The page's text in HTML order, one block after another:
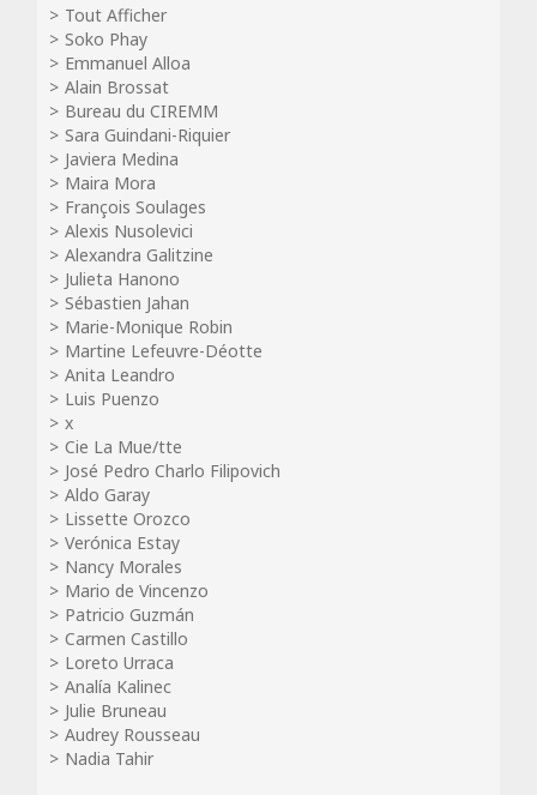
Tout Afficher
Soko Phay
Emmanuel Alloa
Alain Brossat
Bureau du CIREMM
Sara Guindani-Riquier
Javiera Medina
Maira Mora
François Soulages
Alexis Nusolevici
Alexandra Galitzine
Julieta Hanono
Sébastien Jahan
Marie-Monique Robin
Martine Lefeuvre-Déotte
Anita Leandro
Luis Puenzo
x
Cie La Mue/tte
José Pedro Charlo Filipovich
Aldo Garay
Lissette Orozco
Verónica Estay
Nancy Morales
Mario de Vincenzo
Patricio Guzmán
Carmen Castillo
Loreto Urraca
Analía Kalinec
Julie Bruneau
Audrey Rousseau
Nadia Tahir